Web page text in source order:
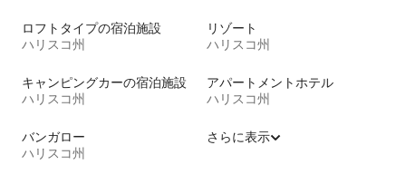
ロフトタイプの宿泊施設
ハリスコ州
リゾート
ハリスコ州
キャンピングカーの宿泊施設
ハリスコ州
アパートメントホテル
ハリスコ州
バンガロー
ハリスコ州
さらに表示